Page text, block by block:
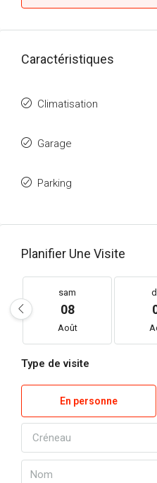
Caractéristiques
Climatisation
Garage
Parking
Planifier Une Visite
sam
08
Août
Type de visite
En personne
Créneau